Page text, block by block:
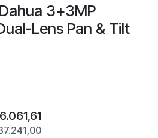
3+3MP
Lens Pan & Tilt